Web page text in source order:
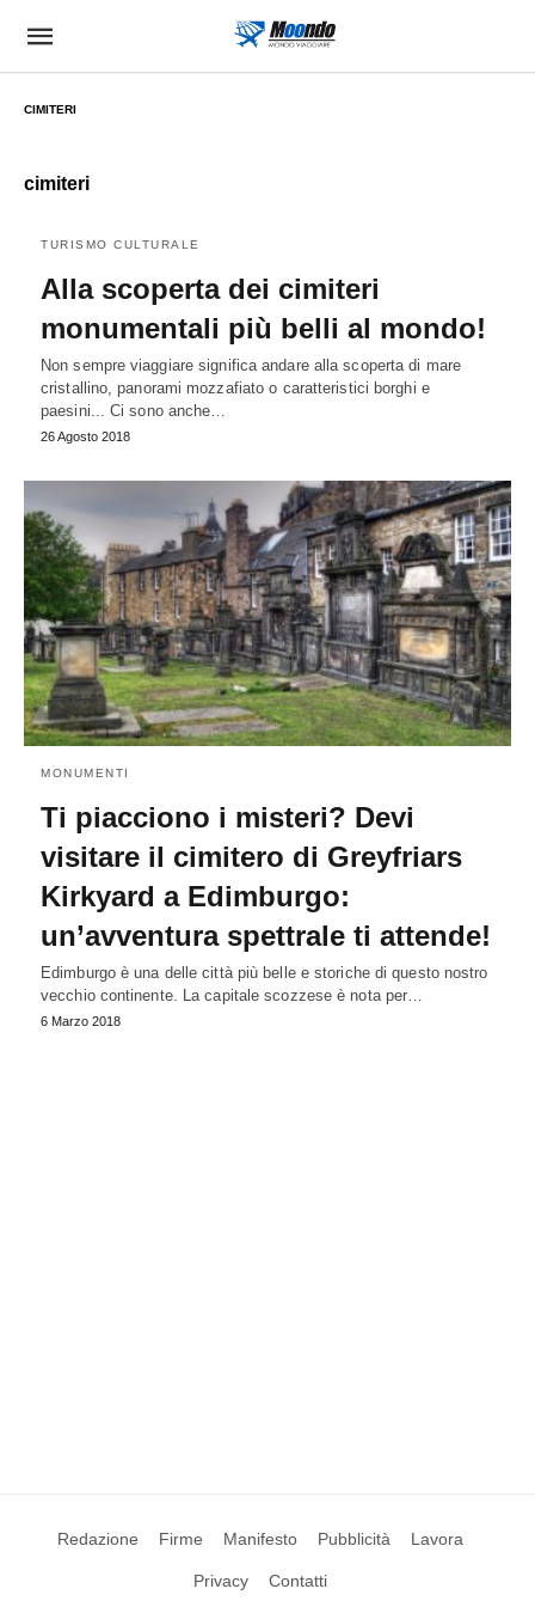
CIMITERI
cimiteri
TURISMO CULTURALE
Alla scoperta dei cimiteri
monumentali più belli al mondo!
Non sempre viaggiare significa andare alla scoperta di mare
cristallino, panorami mozzafiato o caratteristici borghi e
paesini... Ci sono anche…
26 Agosto 2018
MONUMENTI
Ti piacciono i misteri? Devi
visitare il cimitero di Greyfriars
Kirkyard a Edimburgo:
un’avventura spettrale ti attende!
Edimburgo è una delle città più belle e storiche di questo nostro
vecchio continente. La capitale scozzese è nota per…
6 Marzo 2018
Redazione Firme Manifesto Pubblicità Lavora
Privacy Contatti